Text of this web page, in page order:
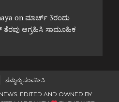
on ಮಾರ್ಚ್ 3ರಂದು
ತೆರವು ಆಗ್ರಹಿಸಿ ಸಾಮೂಹಿಕ
ನಮ್ಮನ್ನು ಸಂಪರ್ಕಿಸಿ
EDITED AND OWNED BY